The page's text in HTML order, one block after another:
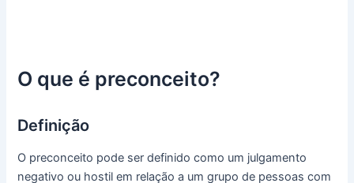
O que é preconceito?
Definição
O preconceito pode ser definido como um julgamento
negativo ou hostil em relação a um grupo de pessoas com